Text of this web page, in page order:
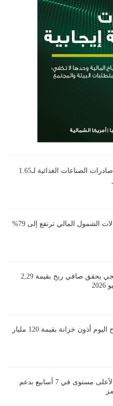
10 أسواق تقود نمو صادرات الصناعات الغذائية لـ1.65
البنك المركزي: معدلات الشمول المالي ترتفع إلى 79%
البنك المصري الخليجي يحقق صافي ربح بقيمة 2,29
البنك المركزي يطرح اليوم أذون خزانة بقيمة 120 مليار
أسعار الذهب ترتفع لأعلى مستوى في 7 أسابيع بدعم